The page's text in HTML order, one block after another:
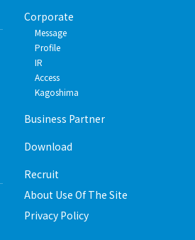
Corporate
Message
Profile
IR
Access
Kagoshima
Business Partner
Download
Recruit
About Use Of The Site
Privacy Policy